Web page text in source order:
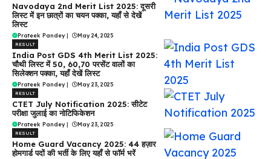
Navodaya 2nd Merit List 2025: दूसरी
लिस्ट में इन छात्रों का चयन पक्का, यहाँ से देखें
लिस्ट
Prateek Pandey | May 24, 2025
RESULT
India Post GDS 4th Merit List 2025:
चौथी लिस्ट में 50, 60,70 परसेंट वालों का
सिलेक्शन पक्का, यहाँ देखें लिस्ट
Prateek Pandey | May 23, 2025
RESULT
CTET July Notification 2025: सीटेट
परीक्षा जुलाई का नोटिफिकेशन
Prateek Pandey | May 23, 2025
RESULT
Home Guard Vacancy 2025: 44 हज़ार
होमगार्ड पदों की भर्ती के लिए यहाँ से फॉर्म भरें